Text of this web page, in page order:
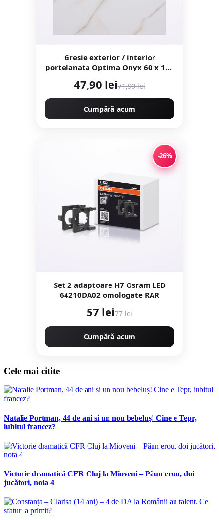
Gresie exterior / interior
portelanata Optima Onyx 60 x 120
marmura
47,90 lei71,90 lei
Cumpără acum
-26%
Set 2 adaptoare H7 Osram LED
64210DA02 omologate RAR
57 lei77 lei
Cumpără acum
Cele mai citite
Natalie Portman, 44 de ani si un nou bebeluș! Cine e Tepr,
iubitul francez?
Victorie dramatică CFR Cluj la Mioveni – Păun erou, doi
jucători, nota 4